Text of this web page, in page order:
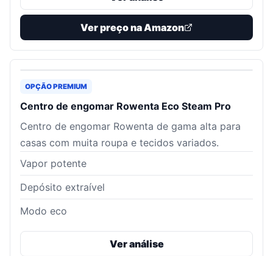
Ver preço na Amazon
OPÇÃO PREMIUM
Centro de engomar Rowenta Eco Steam Pro
Centro de engomar Rowenta de gama alta para
casas com muita roupa e tecidos variados.
Vapor potente
Depósito extraível
Modo eco
Ver análise